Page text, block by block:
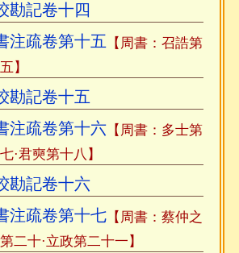
勘記卷十四
注疏卷第十五【周書：召誥第
】
勘記卷十五
注疏卷第十六【周書：多士第
·君奭第十八】
勘記卷十六
注疏卷第十七【周書：蔡仲之
二十·立政第二十一】